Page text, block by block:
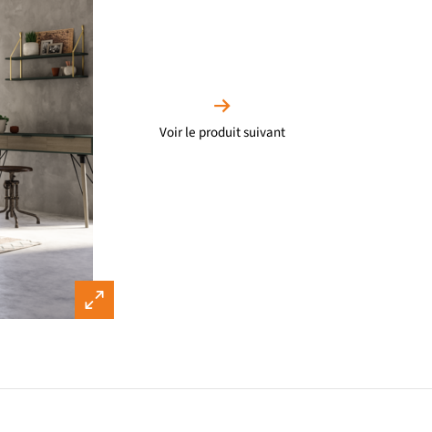
Voir le produit suivant